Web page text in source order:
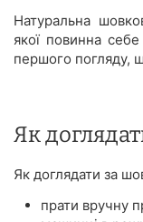
Натуральна
якої повинна
першого погляду,
Як
Як доглядати за
прати вручну